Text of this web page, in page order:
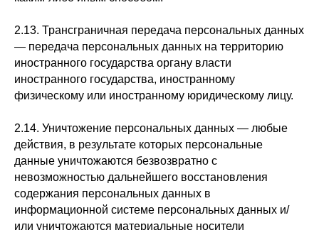
2.13. Трансграничная передача персональных данных
— передача персональных данных на территорию
иностранного государства органу власти
иностранного государства, иностранному
физическому или иностранному юридическому лицу.
2.14. Уничтожение персональных данных — любые
действия, в результате которых персональные
данные уничтожаются безвозвратно с
невозможностью дальнейшего восстановления
содержания персональных данных в
информационной системе персональных данных и/
или уничтожаются материальные носители